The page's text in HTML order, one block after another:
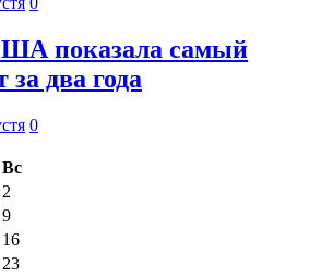
показала самый
два года
0
Вс
2
9
16
23